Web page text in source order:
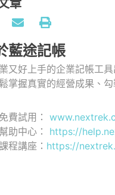
章
藍途記帳
又好上手的企業記帳工
掌握真實的經營成果、
費試用：
助中心： https://
程講座： https://